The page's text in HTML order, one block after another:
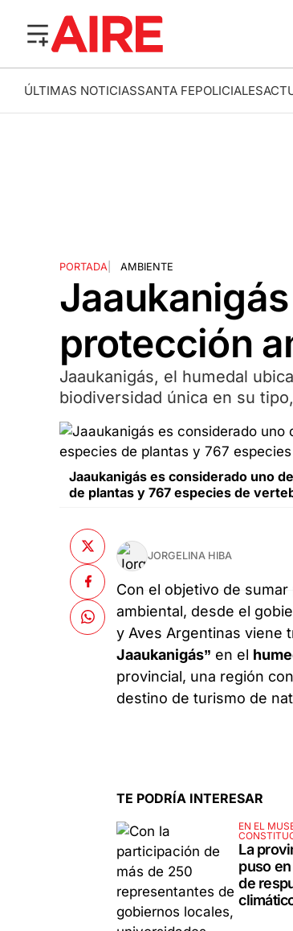
ÚLTIMAS NOTICIASSANTA FEPOLICIALES
PORTADA| AMBIENTE
protección
Jaaukanigás, el humedal
biodiversidad única en su
Jaaukanigás es considerado uno
de plantas y 767 especies de
JORGELINA HIBA
Con el objetivo de
ambiental, desde el
y Aves Argentinas viene
Jaaukanigás” en el
provincial, una región
destino de turismo de
TE PODRÍA INTERESAR
EN EL
La
puso
de